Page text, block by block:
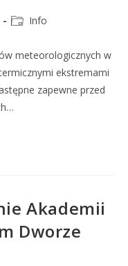
Info
meteorologicznych w
ekstremami
zapewne przed
Akademii
Dworze